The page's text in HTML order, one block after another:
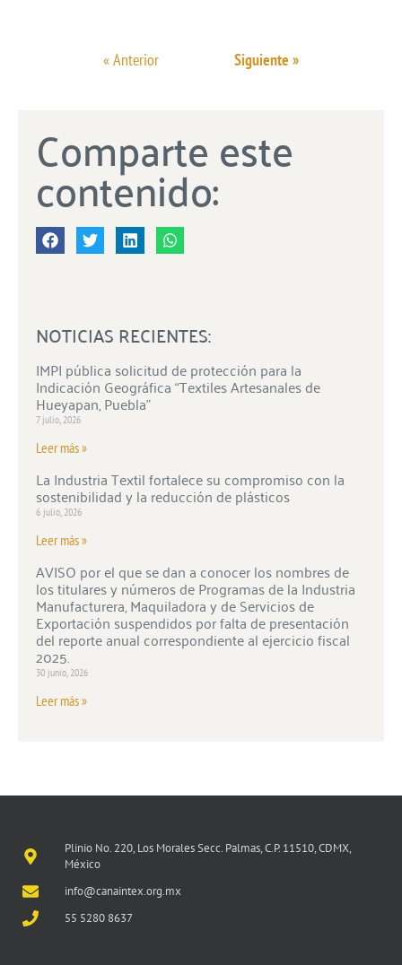
« Anterior Siguiente »
Comparte este
contenido:
NOTICIAS RECIENTES:
IMPI pública solicitud de protección para la
Indicación Geográfica “Textiles Artesanales de
Hueyapan, Puebla”
7 julio, 2026
Leer más »
La Industria Textil fortalece su compromiso con la
sostenibilidad y la reducción de plásticos
6 julio, 2026
Leer más »
AVISO por el que se dan a conocer los nombres de
los titulares y números de Programas de la Industria
Manufacturera, Maquiladora y de Servicios de
Exportación suspendidos por falta de presentación
del reporte anual correspondiente al ejercicio fiscal
2025.
30 junio, 2026
Leer más »
Plinio No. 220, Los Morales Secc. Palmas, C.P. 11510, CDMX,
México
info@canaintex.org.mx
55 5280 8637